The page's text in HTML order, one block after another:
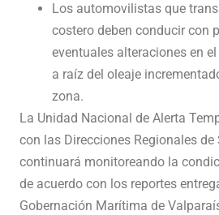
Los automovilistas que
costero deben conducir con
eventuales alteraciones en
a raíz del oleaje
zona.
La Unidad Nacional de Alerta
con las Direcciones Regionales de
continuará monitoreando la
de acuerdo con los reportes
Gobernación Marítima de